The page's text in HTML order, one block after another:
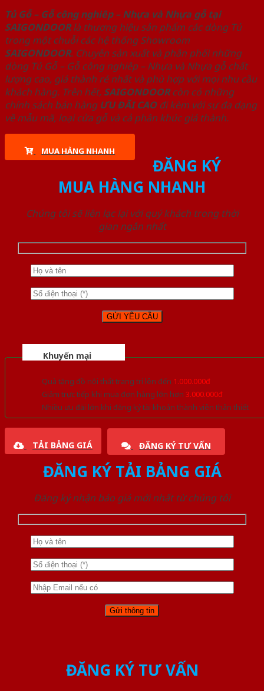
Tủ Gỗ – Gỗ công nghiêp – Nhựa và Nhựa gỗ tại
SAIGONDOORlà thương hiệu sản phẩm các dòng Tủ
trong một chuỗi các hệ thống Showroom
SAIGONDOOR. Chuyên sản xuất và phân phối những
dòng Tủ Gỗ – Gỗ công nghiêp – Nhựa và Nhựa gỗ chất
lượng cao, giá thành rẻ nhất và phù hợp với mọi nhu cầu
khách hàng. Trên hết, SAIGONDOORcòn có những
chính sách bán hàng ƯU ĐÃI CAOđi kèm với sự đa dạng
về mẫu mã, loại cửa gỗ và cả phân khúc giá thành.
MUA HÀNG NHANH
ĐĂNG KÝ
MUA HÀNG NHANH
Chúng tôi sẽ liên lạc lại với quý khách trong thời
gian ngắn nhất
Khuyến mại
Quà tặng đồ nội thất trang trí lên đến 1.000.000đ
Giảm trực tiếp khi mua đơn hàng lớn hơn 3.000.000đ
Nhiều ưu đãi lớn khi đăng ký tài khoản thành viên thân thiết
TẢI BẢNG GIÁ ĐĂNG KÝ TƯ VẤN
ĐĂNG KÝ TẢI BẢNG GIÁ
Đăng ký nhận báo giá mới nhất từ chúng tôi
ĐĂNG KÝ TƯ VẤN